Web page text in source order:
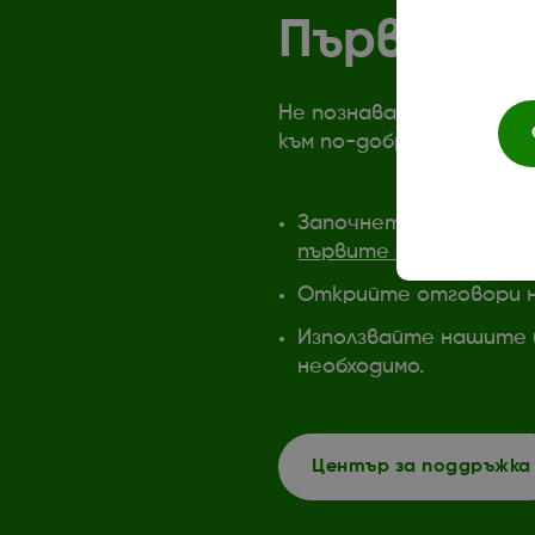
Първите
Не познавате
към по-добрия
Започнетe с полезни
първите стъпки
Открийте отговори
Използвайте нашите
необходимо.
Център за поддръжка